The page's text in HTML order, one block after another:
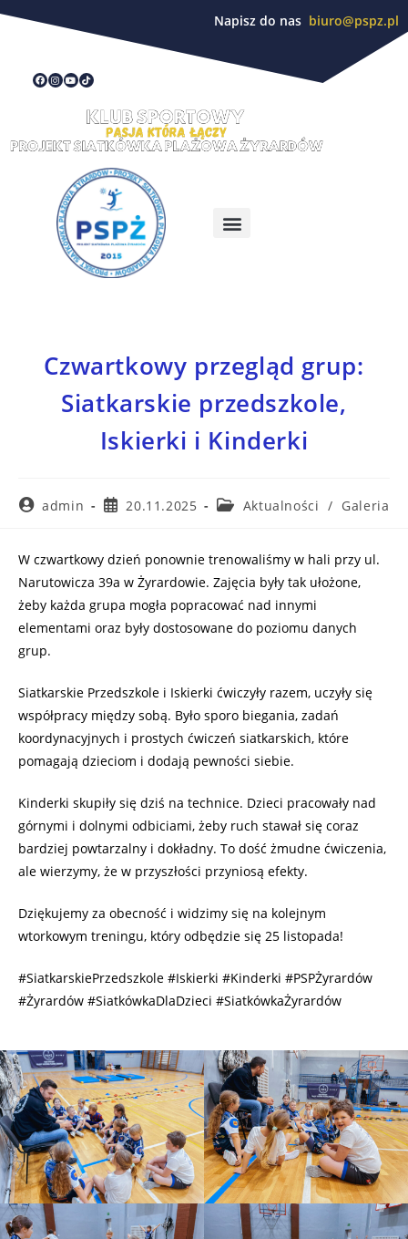
Napisz do nas biuro@pspz.pl
Czwartkowy przegląd grup:
Siatkarskie przedszkole,
Iskierki i Kinderki
admin 20.11.2025 Aktualności / Galeria
W czwartkowy dzień ponownie trenowaliśmy w hali przy ul.
Narutowicza 39a w Żyrardowie. Zajęcia były tak ułożone,
żeby każda grupa mogła popracować nad innymi
elementami oraz były dostosowane do poziomu danych
grup.
Siatkarskie Przedszkole i Iskierki ćwiczyły razem, uczyły się
współpracy między sobą. Było sporo biegania, zadań
koordynacyjnych i prostych ćwiczeń siatkarskich, które
pomagają dzieciom i dodają pewności siebie.
Kinderki skupiły się dziś na technice. Dzieci pracowały nad
górnymi i dolnymi odbiciami, żeby ruch stawał się coraz
bardziej powtarzalny i dokładny. To dość żmudne ćwiczenia,
ale wierzymy, że w przyszłości przyniosą efekty.
Dziękujemy za obecność i widzimy się na kolejnym
wtorkowym treningu, który odbędzie się 25 listopada!
#SiatkarskiePrzedszkole #Iskierki #Kinderki #PSPŻyrardów
#Żyrardów #SiatkówkaDlaDzieci #SiatkówkaŻyrardów